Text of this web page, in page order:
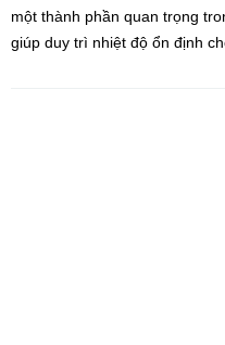
một thành phần quan trọng
giúp duy trì nhiệt độ ổn định